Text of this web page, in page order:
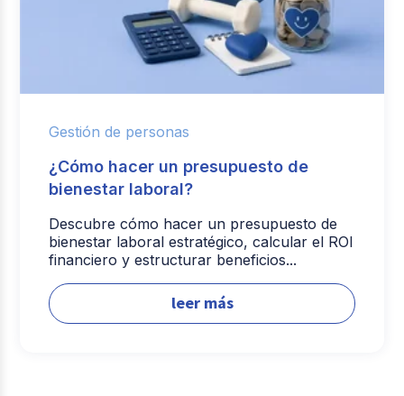
Gestión de personas
¿Cómo hacer un presupuesto de
bienestar laboral?
Descubre cómo hacer un presupuesto de
bienestar laboral estratégico, calcular el ROI
financiero y estructurar beneficios...
leer más